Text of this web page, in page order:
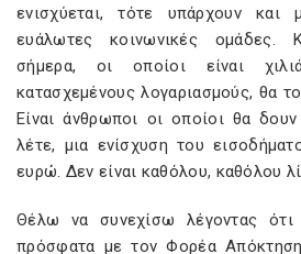
ενισχύεται, τότε υπάρχουν και
ευάλωτες κοινωνικές ομάδες.
σήμερα, οι οποίοι είναι
κατασχεμένους λογαριασμούς, θα
Είναι άνθρωποι οι οποίοι θα
λέτε, μια ενίσχυση του
ευρώ. Δεν είναι καθόλου, καθόλου
Θέλω να συνεχίσω λέγοντας ότι
πρόσφατα με τον Φορέα